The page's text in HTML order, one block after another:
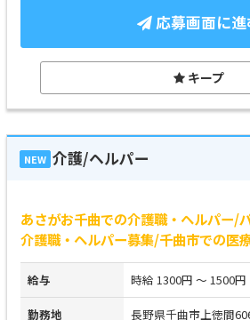
応募画面に進
キープ
NEW 介護/ヘルパー
あさがお千曲での介護職・ヘルパー/
介護職・ヘルパー募集/千曲市での医
給与 時給 1300円 ～ 1500円
勤務地 長野県千曲市上徳間